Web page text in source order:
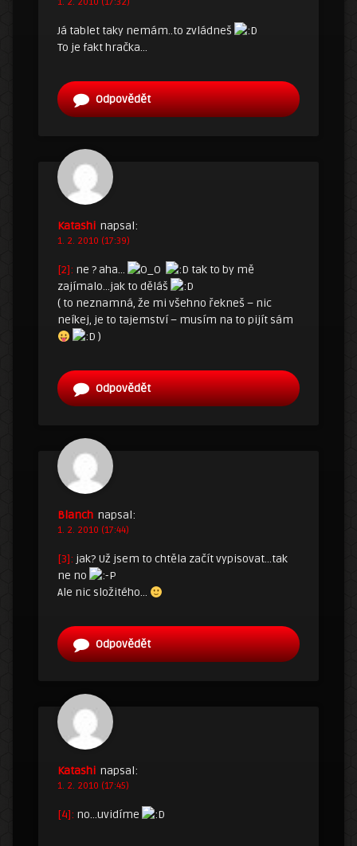
Já tablet taky nemám..to zvládneš
To je fakt hračka…
Odpovědět
Katashi napsal:
1. 2. 2010 (17:39)
[2]: ne ? aha…
tak to by mě
zajímalo…jak to děláš
( to neznamná, že mi všehno řekneš – nic
neíkej, je to tajemství – musím na to pijít sám
)
Odpovědět
Blanch napsal:
1. 2. 2010 (17:44)
[3]: jak? Už jsem to chtěla začít vypisovat…tak
ne no
Ale nic složitého…
Odpovědět
Katashi napsal:
1. 2. 2010 (17:45)
[4]: no…uvidíme